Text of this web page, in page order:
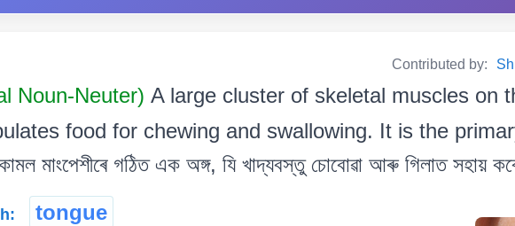
Contributed by:
Noun-Neuter) A large cluster of skeletal muscles on
food for chewing and swallowing. It is the
মাংপেশীৰে গঠিত এক অঙ্গ, যি খাদ্যবস্তু চোবোৱা আৰু গিলাত সহায়
tongue